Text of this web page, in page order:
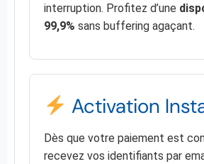
interruption. Profitez d’une
99,9% sans buffering agaçant.
Activation
Dès que votre paiement est
recevez vos identifiants par